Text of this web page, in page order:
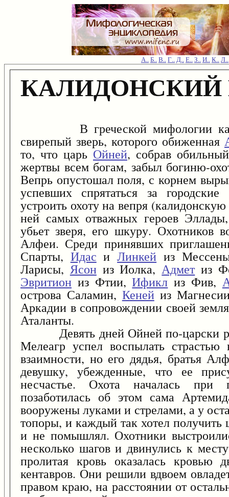
А..Б..В..Г..Д..Е..З..И..К..Л..
КАЛИДОНСКИЙ
В греческой мифологии
свирепый зверь, которого обиженная
то, что царьОйней, собрав
жертвы всем богам, забыл богиню-
Вепрь опустошал поля, с корнем
успевших спрятаться за
устроить охоту на вепря
ней самых отважных героев
убьет зверя, его шкуру. Охотников
Алфеи. Среди принявших
Спарты, Идас иЛинкей из
Ларисы, Ясониз Иолка,Адметиз
Эвритион из Фтии,Ификлиз Фив,
острова Саламин, Кенейиз
Аркадии в сопровождении своей
Аталанты.
Девять дней Ойней по-царски
Мелеагр успел воспылать
взаимности, но его дядья, братья
девушку, убежденные, что ее
несчастье. Охота началась при
позаботилась об этом сама
вооружены луками и стрелами, а у
топоры, и каждый так хотел получить
и не помышлял. Охотники
несколько шагов и двинулись к
пролитая кровь оказалась кровью
кентавров. Они решили вдвоем
правом краю, на расстоянии от